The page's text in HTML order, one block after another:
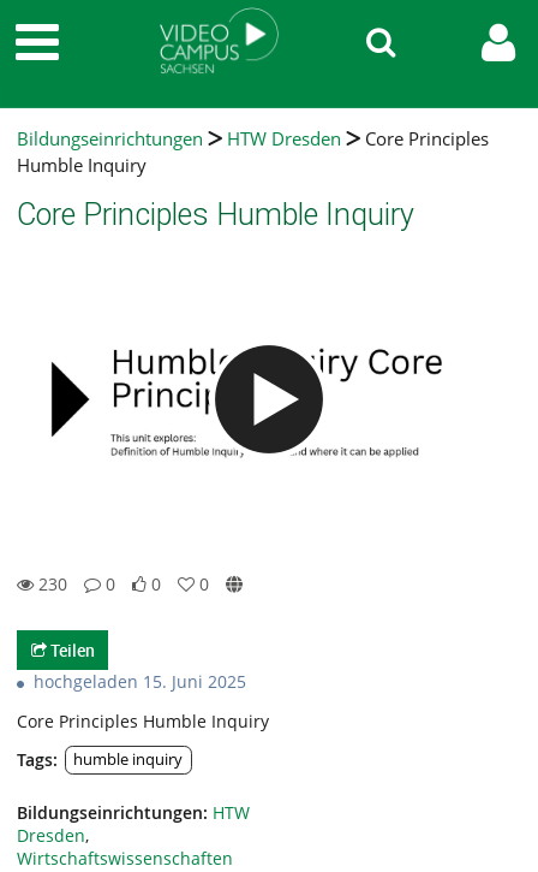
Bildungseinrichtungen HTW Dresden
Core Principles
Humble Inquiry
Core Principles Humble Inquiry
230
0
0
0
Teilen
hochgeladen 15. Juni 2025
Core Principles Humble Inquiry
Tags:
humble inquiry
Bildungseinrichtungen: HTW
Dresden,
Wirtschaftswissenschaften